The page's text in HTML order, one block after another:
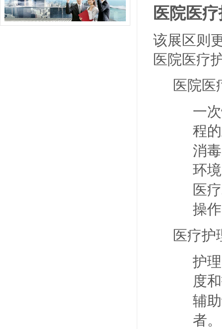
医院医
该展区则
医院医疗
医院医
一
程
消
环
医
操
医疗护
护
度
辅
者。